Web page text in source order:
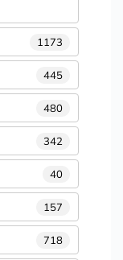
1173
445
480
342
40
157
718